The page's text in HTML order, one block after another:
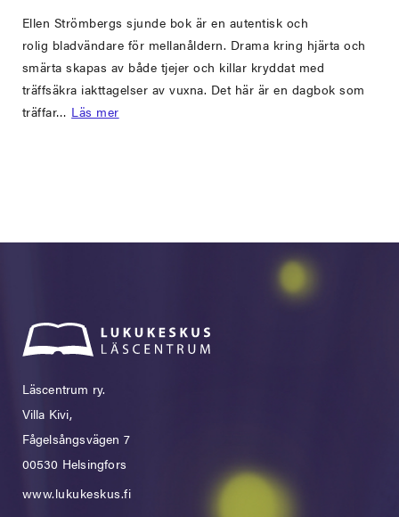
Ellen Strömbergs sjunde bok är en autentisk och
rolig bladvändare för mellanåldern. Drama kring hjärta och
smärta skapas av både tjejer och killar kryddat med
träffsäkra iakttagelser av vuxna. Det här är en dagbok som
träffar… Läs mer
Läscentrum ry.
Villa Kivi,
Fågelsångsvägen 7
00530 Helsingfors
www.lukukeskus.fi